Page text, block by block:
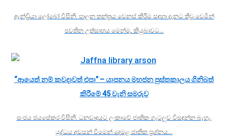
ඇන්ඩ්‍රියා ලෝබෝ විසිනි. පාලන තන්ත්‍රය වෙනස් කිරීම සඳහා දැනට තීව්‍ර වෙමින්
පවතින උත්සාහය මෙන්ම, කියුබාවට…
“ආයෙත් නම් කවදාවත් එපා” – යාපනය මහජන පුස්තකාලය ගිනිබත්
කිරීමේ 45 වැනි සමරුව
සංජය ජයසේකර විසිනි. ධනවාදයට ලංකාවේ ජාතික ගැටලුව විසඳන්න බැහැ.
යුද්ධය අවසන් වීමෙන් දෙමළ ජාතික ප්‍රශ්නය…